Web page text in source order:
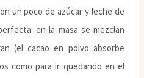
un poco de azúcar y leche de
en la masa se mezclan
(el cacao en polvo absorbe
como para ir quedando en el